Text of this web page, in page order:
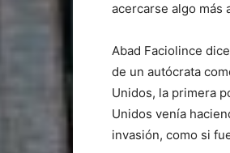
acercarse algo más
Abad Faciolince
de un autócrata
Unidos, la primera
Unidos venía
invasión, como si